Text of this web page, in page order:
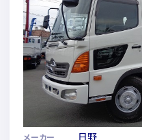
メーカー 日野